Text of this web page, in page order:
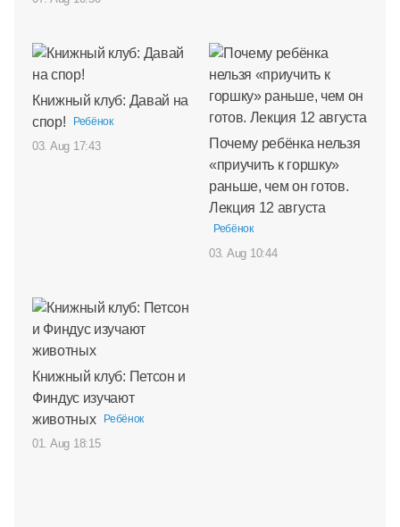
Книжный клуб: Давай на
спор!
Ребёнок
03. Aug 17:43
Почему ребёнка нельзя
«приучить к горшку»
раньше, чем он готов.
Лекция 12 августа
Ребёнок
03. Aug 10:44
Книжный клуб: Петсон и
Финдус изучают
животных
Ребёнок
01. Aug 18:15